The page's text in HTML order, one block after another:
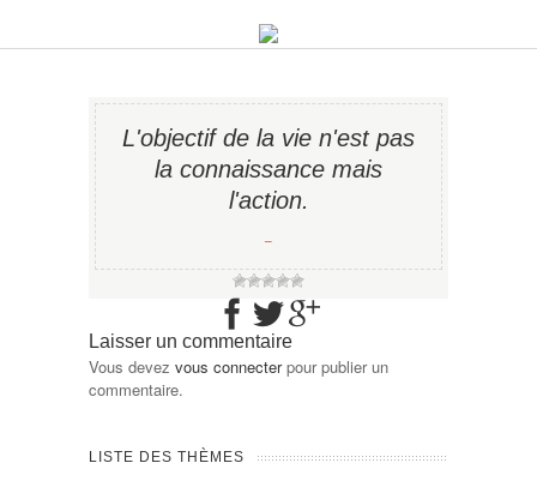
L'objectif de la vie n'est pas
la connaissance mais
l'action.
−
Laisser un commentaire
Vous devez vous connecterpour publier un
commentaire.
LISTE DES THÈMES